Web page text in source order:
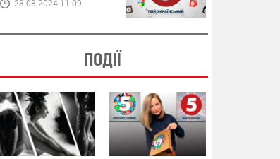
28.08.2024 11:09
ПОДІЇ